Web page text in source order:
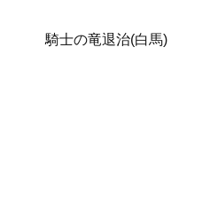
騎士の竜退治(白馬)